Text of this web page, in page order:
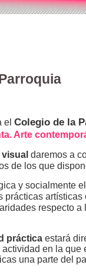
el Colegio de la
Arte
visual daremos a
de los que
y socialmente
prácticas
respecto a
práctica estará
en la que
una parte del